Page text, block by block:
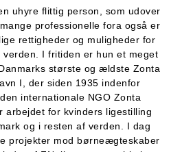
uhyre flittig person, som udover
professionelle fora også er
rettigheder og muligheder for
verden. I fritiden er hun et meget
største og ældste Zonta
I, der siden 1935 indenfor
internationale NGO Zonta
arbejdet for kvinders ligestilling
og i resten af verden. I dag
projekter mod børneægteskaber